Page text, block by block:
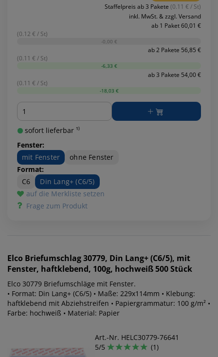
Staffelpreis ab 3 Pakete (0.11 € / St)
inkl. MwSt. & zzgl. Versand
ab 1 Paket 60,01 €
(0.12 € / St)
-0,00 €
ab 2 Pakete 56,85 €
(0.11 € / St)
-6,33 €
ab 3 Pakete 54,00 €
(0.11 € / St)
-18,03 €
Menge
sofort lieferbar ¹⁾
Fenster:
mit Fenster
ohne Fenster
Format:
C6
Din Lang+ (C6/5)
auf die Merkliste setzen
Frage zum Produkt
Elco Briefumschlag 30779, Din Lang+ (C6/5), mit
Fenster, haftklebend, 100g, hochweiß 500 Stück
Elco 30779 Briefumschläge mit Fenster.
• Format: Din Lang+ (C6/5) • Maße: 229x114mm • Klebung:
haftklebend mit Abziehstreifen • Papiergrammatur: 100 g/m² •
Farbe: hochweiß • Material: Papier
Art.-Nr. HELC30779-76641
5/5
(1)